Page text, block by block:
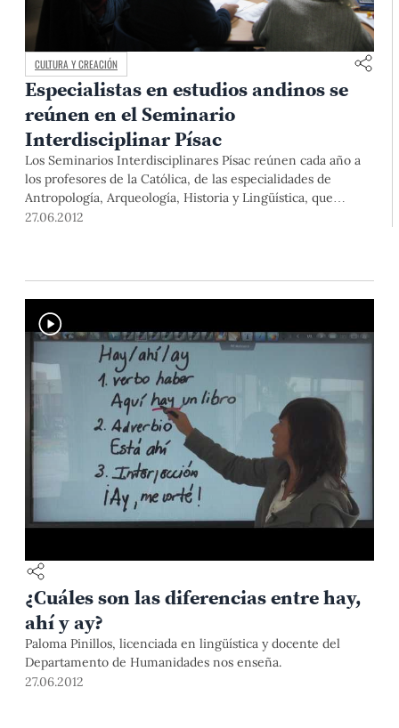
CULTURA Y CREACIÓN
Especialistas en estudios andinos se
reúnen en el Seminario
Interdisciplinar Písac
Los Seminarios Interdisciplinares Písac reúnen cada año a
los profesores de la Católica, de las especialidades de
Antropología, Arqueología, Historia y Lingüística, que
asesoran a los estudiantes de doctorado del Programa de
27.06.2012
¿Cuáles son las diferencias entre hay,
ahí y ay?
Paloma Pinillos, licenciada en lingüística y docente del
Departamento de Humanidades nos enseña.
27.06.2012